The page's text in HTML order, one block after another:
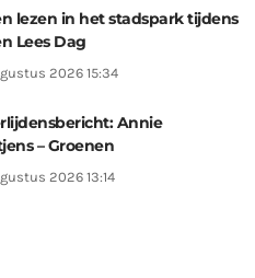
lezen in het stadspark tijdens
Lees Dag
2026 15:34
Annie
– Groenen
2026 13:14